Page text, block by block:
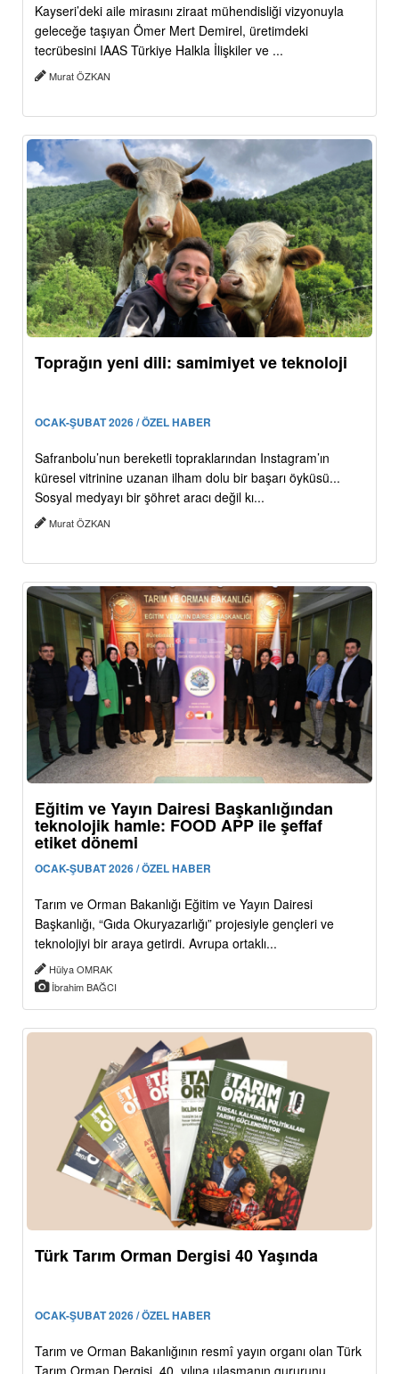
Kayseri’deki aile mirasını ziraat mühendisliği vizyonuyla
geleceğe taşıyan Ömer Mert Demirel, üretimdeki
tecrübesini IAAS Türkiye Halkla İlişkiler ve ...
Murat ÖZKAN
Toprağın yeni dili: samimiyet ve teknoloji
OCAK-ŞUBAT 2026 / ÖZEL HABER
Safranbolu’nun bereketli topraklarından Instagram’ın
küresel vitrinine uzanan ilham dolu bir başarı öyküsü...
Sosyal medyayı bir şöhret aracı değil kı...
Murat ÖZKAN
Eğitim ve Yayın Dairesi Başkanlığından
teknolojik hamle: FOOD APP ile şeffaf
etiket dönemi
OCAK-ŞUBAT 2026 / ÖZEL HABER
Tarım ve Orman Bakanlığı Eğitim ve Yayın Dairesi
Başkanlığı, “Gıda Okuryazarlığı” projesiyle gençleri ve
teknolojiyi bir araya getirdi. Avrupa ortaklı...
Hülya OMRAK
İbrahim BAĞCI
Türk Tarım Orman Dergisi 40 Yaşında
OCAK-ŞUBAT 2026 / ÖZEL HABER
Tarım ve Orman Bakanlığının resmî yayın organı olan Türk
Tarım Orman Dergisi, 40. yılına ulaşmanın gururunu